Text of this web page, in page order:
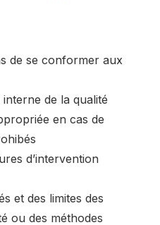
de se conformer aux
de la qualité
en cas de
d’intervention
et des limites des
ou des méthodes